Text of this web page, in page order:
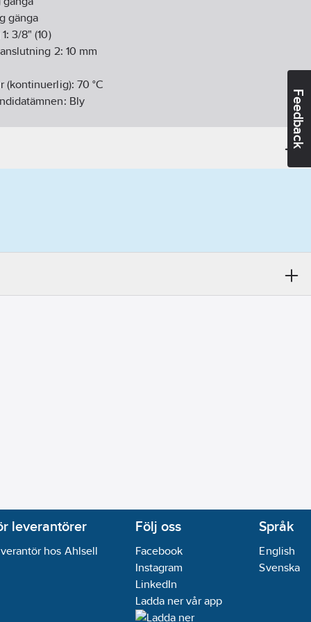
Feedback
gänga
3/8" (10)
2: 10 mm
(kontinuerlig): 70 °C
Bly
leverantörer
hos Ahlsell
Följ oss
Facebook
Instagram
LinkedIn
Ladda ner vår app
Språk
English
Svenska